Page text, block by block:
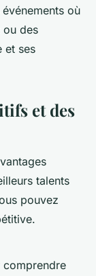
où
ou des
et ses
et des
talents
pouvez
comprendre